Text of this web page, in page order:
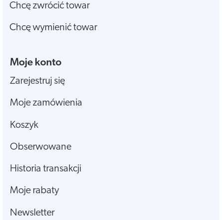
Chcę zwrócić towar
Chcę wymienić towar
Moje konto
Zarejestruj się
Moje zamówienia
Koszyk
Obserwowane
Historia transakcji
Moje rabaty
Newsletter